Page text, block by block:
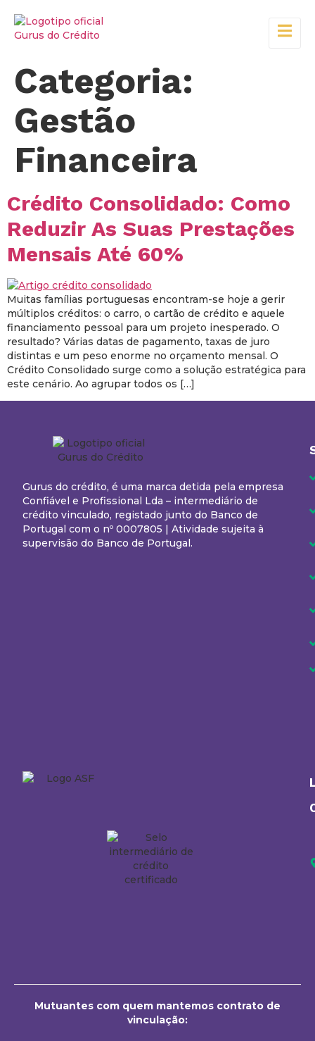
Categoria:
Gestão
Financeira
Crédito Consolidado: Como
Reduzir As Suas Prestações
Mensais Até 60%
Muitas famílias portuguesas encontram-se hoje a gerir
múltiplos créditos: o carro, o cartão de crédito e aquele
financiamento pessoal para um projeto inesperado. O
resultado? Várias datas de pagamento, taxas de juro
distintas e um peso enorme no orçamento mensal. O
Crédito Consolidado surge como a solução estratégica para
este cenário. Ao agrupar todos os […]
Gurus do crédito, é uma marca detida pela empresa
Confiável e Profissional Lda – intermediário de
crédito vinculado, registado junto do Banco de
Portugal com o nº 0007805 | Atividade sujeita à
supervisão do Banco de Portugal.
Mutuantes com quem mantemos contrato de
vinculação: